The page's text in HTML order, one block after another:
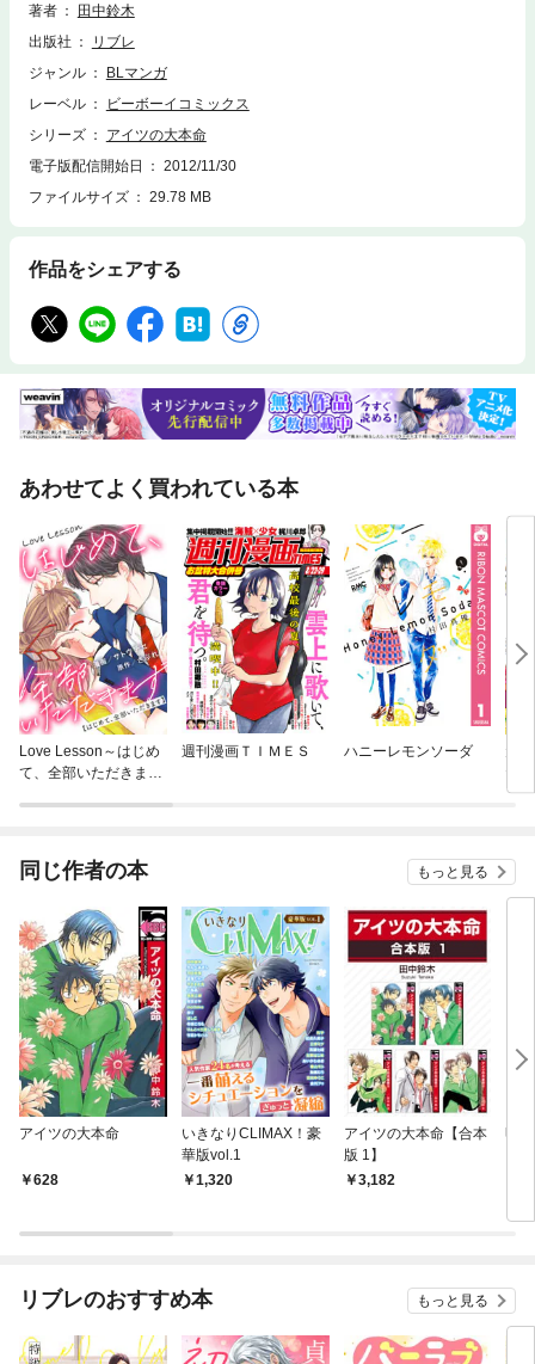
著者
田中鈴木
出版社
リブレ
ジャンル
BLマンガ
レーベル
ビーボーイコミックス
シリーズ
アイツの大本命
電子版配信開始日
2012/11/30
ファイルサイズ
29.78 MB
作品をシェアする
あわせてよく買われている本
Love Lesson～はじめ
て、全部いただきます
週刊漫画ＴＩＭＥＳ ハニーレモンソーダ
元
た
し
同じ作者の本 もっと見る
アイツの大本命
628
いきなりCLIMAX！豪
華版vol.1
1,320
アイツの大本命【合本
版 1】
3,182
明
リブレのおすすめ本 もっと見る